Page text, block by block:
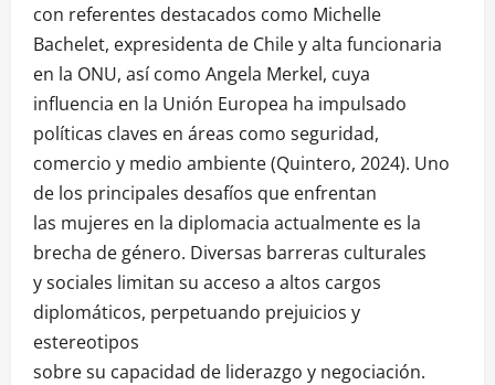
con referentes destacados como Michelle
Bachelet, expresidenta de Chile y alta funcionaria
en la ONU, así como Angela Merkel, cuya
influencia en la Unión Europea ha impulsado
políticas claves en áreas como seguridad,
comercio y medio ambiente (Quintero, 2024). Uno
de los principales desafíos que enfrentan
las mujeres en la diplomacia actualmente es la
brecha de género. Diversas barreras culturales
y sociales limitan su acceso a altos cargos
diplomáticos, perpetuando prejuicios y
estereotipos
sobre su capacidad de liderazgo y negociación.